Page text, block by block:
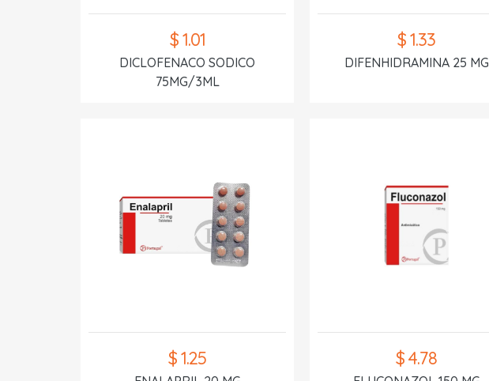
$ 1.01
DICLOFENACO SODICO
75MG/3ML
$ 1.33
DIFENHIDRAMINA 25 MG
$ 1.25 $ 4.78